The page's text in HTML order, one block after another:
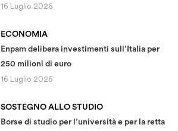
16 Luglio 2026
ECONOMIA
Enpam delibera investimenti sull’Italia per
250 milioni di euro
16 Luglio 2026
SOSTEGNO ALLO STUDIO
Borse di studio per l’università e per la retta